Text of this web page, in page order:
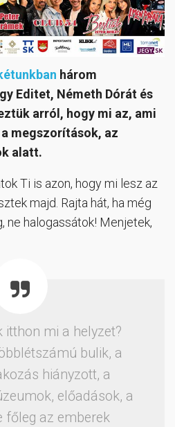
három
Editet, Németh Dórát és
arról, hogy mi az, ami
megszorítások, az
alatt.
Ti is azon, hogy mi lesz az
majd. Rajta hát, ha még
ne halogassátok! Menjetek,
itthon mi a helyzet?
bulik, a
hiányzott, a
előadások, a
főleg az emberek